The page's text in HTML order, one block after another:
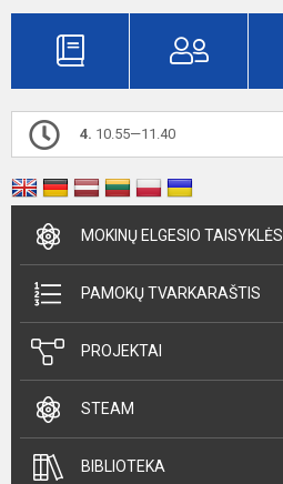
4. 10.55—11.40
MOKINŲ ELGESIO TAISYKLĖS
PAMOKŲ TVARKARAŠTIS
PROJEKTAI
STEAM
BIBLIOTEKA